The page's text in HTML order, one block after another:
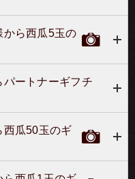
ら西瓜5玉の
ートナーギフチ
西瓜50玉のギ